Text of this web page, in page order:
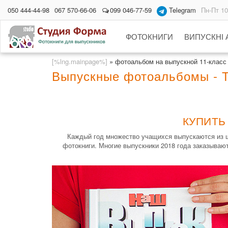
050 444-44-98 067 570-66-06 099 046-77-59 Telegram Пн-Пт
ФОТОКНИГИ
[%lng.mainpage%] » фотоальбом на выпускной 11-класс
Выпускные фотоальбомы -
Каждый год множество учащихся выпускаются из
фотокниги. Многие выпускники 2018 года